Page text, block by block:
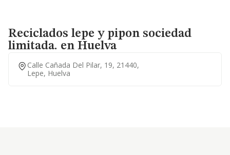
Reciclados lepe y pipon sociedad
limitada. en Huelva
Calle Cañada Del Pilar, 19, 21440,
Lepe, Huelva